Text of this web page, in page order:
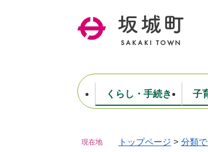
くらし・手続き
住民票・戸籍・証明
子
妊娠・出産・子育て
健康・医療
商工業
生涯学習・スポーツ
ようこそ町長室へ
公共施設
現在地 トップページ > 分類